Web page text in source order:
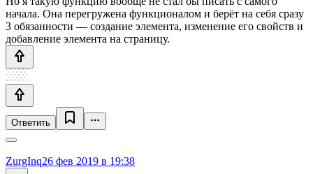
начала. Она перегружена функционалом и берёт на себя сразу
3 обязанности — создание элемента, изменение его свойств и
добавление элемента на страницу.
Ответить
ZurgInq26 фев 2019 в 19:38